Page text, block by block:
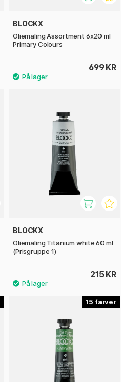
BLOCKX
Oliemaling Assortment 6x20 ml
Primary Colours
699 KR
BLOCKX
Oliemaling Titanium white 60 ml
(Prisgruppe 1)
215 KR
15